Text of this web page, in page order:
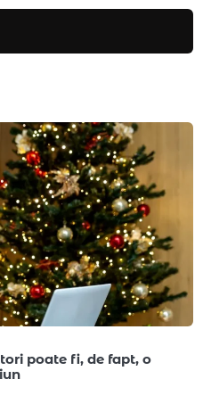
poate fi, de fapt, o